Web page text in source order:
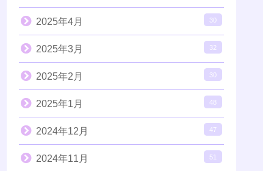
2025年4月 30
2025年3月 32
2025年2月 30
2025年1月 48
2024年12月 47
2024年11月 51